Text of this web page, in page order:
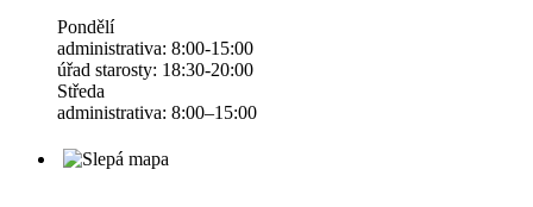
Pondělí
administrativa: 8:00-15:00
úřad starosty: 18:30-20:00
Středa
administrativa: 8:00–15:00